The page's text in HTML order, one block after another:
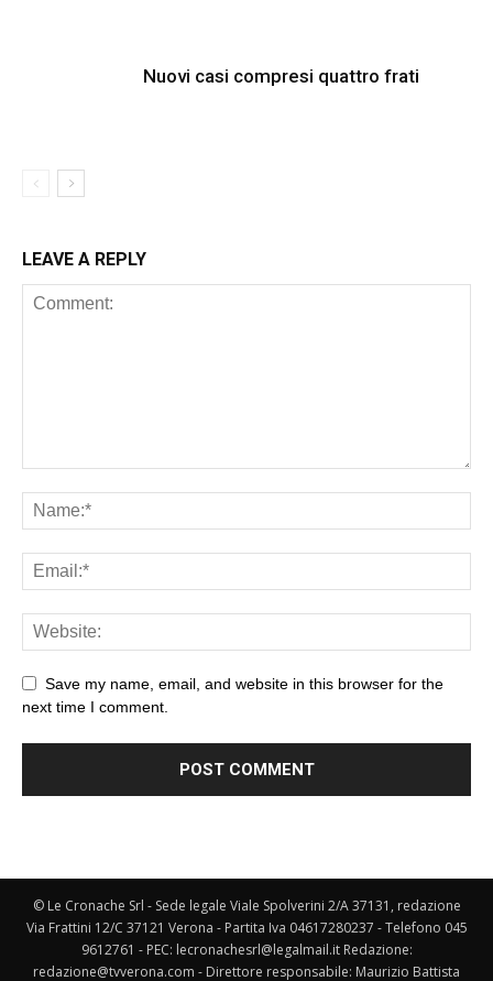
Nuovi casi compresi quattro frati
LEAVE A REPLY
Save my name, email, and website in this browser for the
next time I comment.
© Le Cronache Srl - Sede legale Viale Spolverini 2/A 37131, redazione
Via Frattini 12/C 37121 Verona - Partita Iva 04617280237 - Telefono 045
9612761 - PEC: lecronachesrl@legalmail.it Redazione:
redazione@tvverona.com - Direttore responsabile: Maurizio Battista